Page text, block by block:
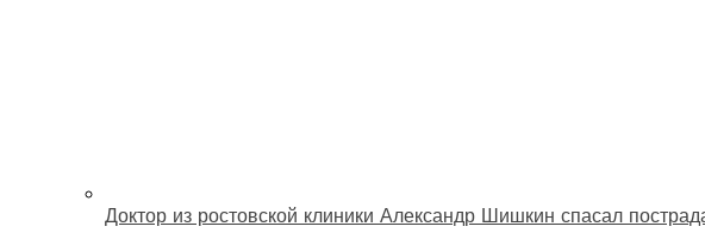
Доктор из ростовской клиники Александр Шишкин спасал